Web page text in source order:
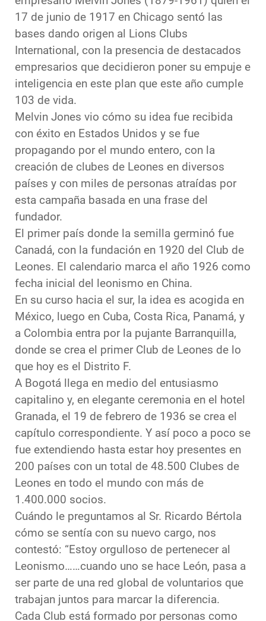
17 de junio de 1917 en Chicago sentó las
bases dando origen al Lions Clubs
International, con la presencia de destacados
empresarios que decidieron poner su empuje e
inteligencia en este plan que este año cumple
103 de vida.
Melvin Jones vio cómo su idea fue recibida
con éxito en Estados Unidos y se fue
propagando por el mundo entero, con la
creación de clubes de Leones en diversos
países y con miles de personas atraídas por
esta campaña basada en una frase del
fundador.
El primer país donde la semilla germinó fue
Canadá, con la fundación en 1920 del Club de
Leones. El calendario marca el año 1926 como
fecha inicial del leonismo en China.
En su curso hacia el sur, la idea es acogida en
México, luego en Cuba, Costa Rica, Panamá, y
a Colombia entra por la pujante Barranquilla,
donde se crea el primer Club de Leones de lo
que hoy es el Distrito F.
A Bogotá llega en medio del entusiasmo
capitalino y, en elegante ceremonia en el hotel
Granada, el 19 de febrero de 1936 se crea el
capítulo correspondiente. Y así poco a poco se
fue extendiendo hasta estar hoy presentes en
200 países con un total de 48.500 Clubes de
Leones en todo el mundo con más de
1.400.000 socios.
Cuándo le preguntamos al Sr. Ricardo Bértola
cómo se sentía con su nuevo cargo, nos
contestó: “Estoy orgulloso de pertenecer al
Leonismo……cuando uno se hace León, pasa a
ser parte de una red global de voluntarios que
trabajan juntos para marcar la diferencia.
Cada Club está formado por personas como